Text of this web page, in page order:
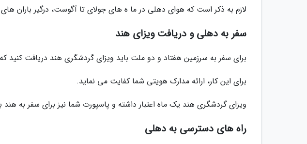
لازم به ذکر است که هوای دهلی در ما ه های جولای تا آگوست، درگیر باران
سفر به دهلی و دریافت ویزای هند
برای سفر به سرزمین هفتاد و دو ملت باید ویزای گردشگری هند دریافت
برای این کار، ارائه مدارک هویتی شما کفایت می نماید.
ویزای گردشگری هند یک ماه اعتبار داشته و پاسپورت شما نیز برای سفر به
راه های دسترسی به دهلی